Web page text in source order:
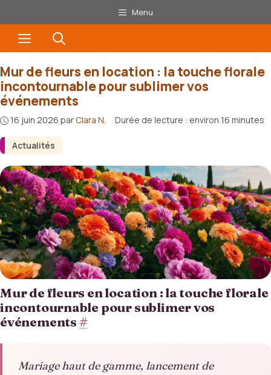
au
contenu
Menu
Menu
Actualités
Mur de fleurs en location : la touche florale
incontournable pour sublimer vos
événements
16 juin 2026 par Clara N. · Durée de lecture : environ 16 minutes
Mur de fleurs en location : la touche florale
incontournable pour sublimer vos
événements#
Mariage haut de gamme, lancement de